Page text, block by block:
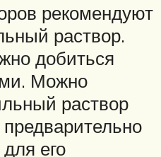
рекомендуют
раствор.
добиться
Можно
раствор
его